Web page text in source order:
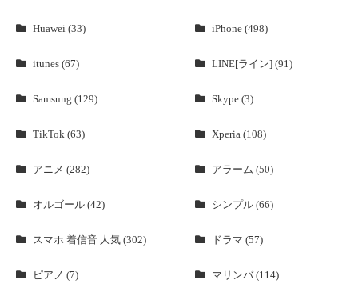
Huawei (33) iPhone (498)
itunes (67) LINE[ライン] (91)
Samsung (129) Skype (3)
TikTok (63) Xperia (108)
アニメ (282) アラーム (50)
オルゴール (42) シンプル (66)
スマホ 着信音 人気 (302) ドラマ (57)
ピアノ (7) マリンバ (114)